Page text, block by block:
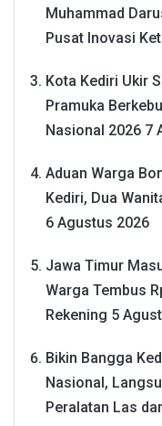
Muhammad
Pusat Inovasi
Kota Kediri Ukir
Pramuka
Nasional 2026 7
Aduan Warga
Kediri, Dua
6 Agustus 2026
Jawa Timur
Warga Tembus
Rekening 5
Bikin Bangga
Nasional,
Peralatan Las